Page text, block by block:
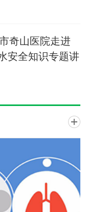
奇山医院走进
安全知识专题讲